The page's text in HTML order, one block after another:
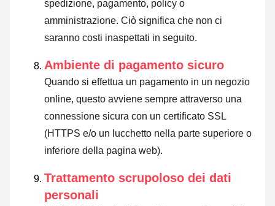
spedizione, pagamento, policy o
amministrazione. Ciò significa che non ci
saranno costi inaspettati in seguito.
Ambiente di pagamento sicuro
Quando si effettua un pagamento in un negozio
online, questo avviene sempre attraverso una
connessione sicura con un certificato SSL
(HTTPS e/o un lucchetto nella parte superiore o
inferiore della pagina web).
Trattamento scrupoloso dei dati
personali